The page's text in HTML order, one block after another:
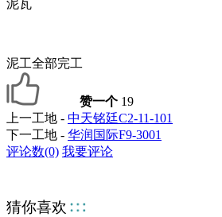
泥瓦
泥工全部完工
赞一个 19
上一工地 - 中天铭廷C2-11-101
下一工地 - 华润国际F9-3001
评论数(0) 我要评论
猜你喜欢